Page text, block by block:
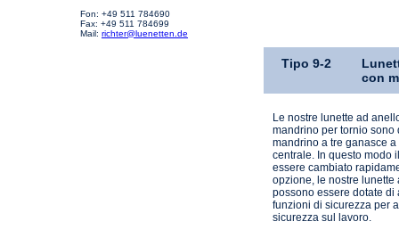
Fon: +49 511 784690
Fax: +49 511 784699
Mail: richter@luenetten.de
Tipo 9-2
con
Le nostre lunette ad
mandrino per tornio sono
mandrino a tre ganasce
centrale. In questo modo
essere cambiato
opzione, le nostre lunette
possono essere dotate di
funzioni di sicurezza per
sicurezza sul lavoro.